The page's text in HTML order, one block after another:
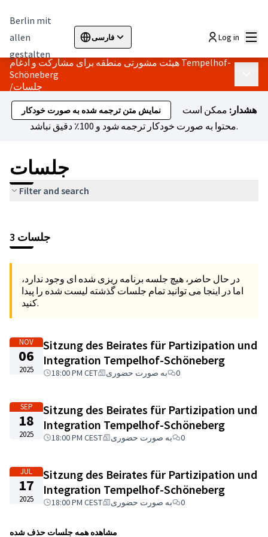
Berlin mit
allen
gestalten
فارسی
Sprache wählen Elegir el idioma
Log in
هیئت مشورتی منطقه برای مشارکت و ادغام Tempelhof-
Schöneberg
/جلسات
نمایش متن ترجمه شده به صورت خودکار هشدار: ممکن است
محتوا به صورت خودکار ترجمه شود و 100٪ دقیق نباشد.
جلسات
Filter and search
+
−
3 جلسات
در حال حاضر، هیچ جلسه برنامه ریزی شده ای وجود ندارد،
اما در اینجا می توانید تمام جلسات گذشته لیست شده را پیدا
کنید.
NOV
06
2025
Sitzung des Beirates für Partizipation und
Integration Tempelhof-Schöneberg
18:00 PM CET به صورت حضوری 0
SEP
18
2025
Sitzung des Beirates für Partizipation und
Integration Tempelhof-Schöneberg
18:00 PM CEST به صورت حضوری 0
JUL
17
2025
Sitzung des Beirates für Partizipation und
Integration Tempelhof-Schöneberg
18:00 PM CEST به صورت حضوری 0
مشاهده همه جلسات حذف شده